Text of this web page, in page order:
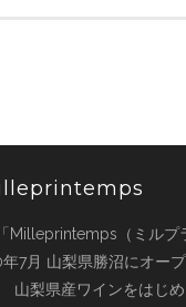
Milleprintemps（ミルプ
7月 山梨県勝沼にオー
山梨県産ワインをはじ